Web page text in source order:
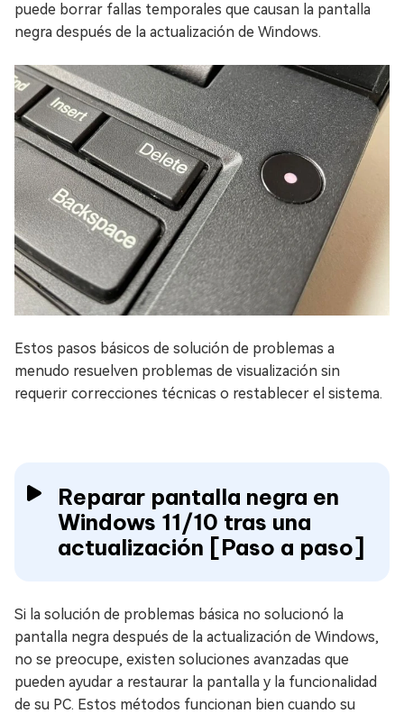
puede borrar fallas temporales que causan la pantalla
negra después de la actualización de Windows.
Estos pasos básicos de solución de problemas a
menudo resuelven problemas de visualización sin
requerir correcciones técnicas o restablecer el sistema.
Reparar pantalla negra en
Windows 11/10 tras una
actualización [Paso a paso]
Si la solución de problemas básica no solucionó la
pantalla negra después de la actualización de Windows,
no se preocupe, existen soluciones avanzadas que
pueden ayudar a restaurar la pantalla y la funcionalidad
de su PC. Estos métodos funcionan bien cuando su